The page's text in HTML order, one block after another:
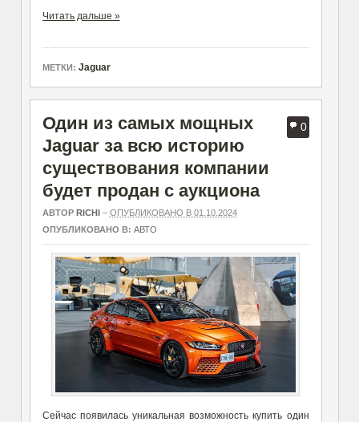
Читать дальше »
МЕТКИ: Jaguar
0
Один из самых мощных
Jaguar за всю историю
существования компании
будет продан с аукциона
АВТОР RICHI – ОПУБЛИКОВАНО В 01.10.2024
ОПУБЛИКОВАНО В: АВТО
Сейчас появилась уникальная возможность купить один